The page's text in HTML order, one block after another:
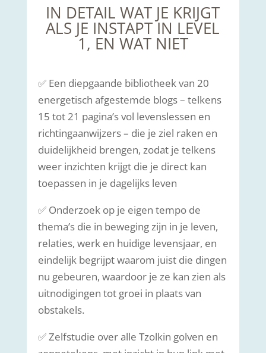
IN DETAIL WAT JE KRIJGT
ALS JE INSTAPT IN LEVEL
1, EN WAT NIET
✅ Een diepgaande bibliotheek van 20
energetisch afgestemde blogs – telkens
15 tot 21 pagina’s vol levenslessen en
richtingaanwijzers – die je ziel raken en
duidelijkheid brengen, zodat je telkens
weer inzichten krijgt die je direct kan
toepassen in je dagelijks leven
✅ Onderzoek op je eigen tempo de
thema’s die in beweging zijn in je leven,
relaties, werk en huidige levensjaar, en
eindelijk begrijpt waarom juist die dingen
nu gebeuren, waardoor je ze kan zien als
uitnodigingen tot groei in plaats van
obstakels.
✅ Zelfstudie over alle Tzolkin golven en